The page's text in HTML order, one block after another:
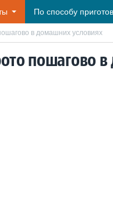
По способу
в домашних условиях
пошагово